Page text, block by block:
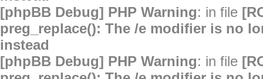
[phpBB Debug] PHP Warning: in file
preg_replace(): The /e modifier is no
instead
[phpBB Debug] PHP Warning: in file